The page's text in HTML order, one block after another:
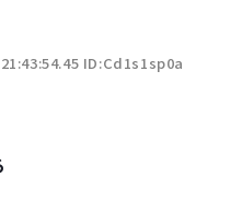
ID:Cd1s1sp0a